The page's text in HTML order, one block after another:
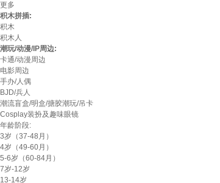
更多
积木拼插:
积木
积木人
潮玩/动漫/IP周边:
卡通/动漫周边
电影周边
手办/人偶
BJD/兵人
潮流盲盒/明盒/搪胶潮玩/吊卡
Cosplay装扮及趣味眼镜
年龄阶段:
3岁（37-48月）
4岁（49-60月）
5-6岁（60-84月）
7岁-12岁
13-14岁